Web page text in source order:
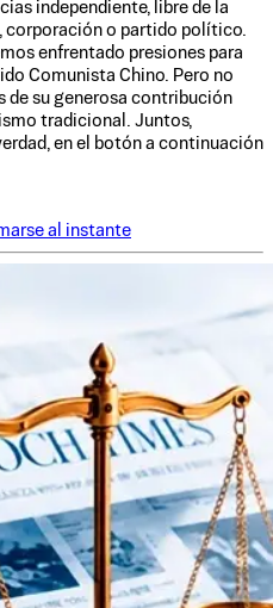
independiente, libre de la
corporación o partido político.
enfrentado presiones para
Comunista Chino. Pero no
de su generosa contribución
tradicional. Juntos,
en el botón a continuación
al instante